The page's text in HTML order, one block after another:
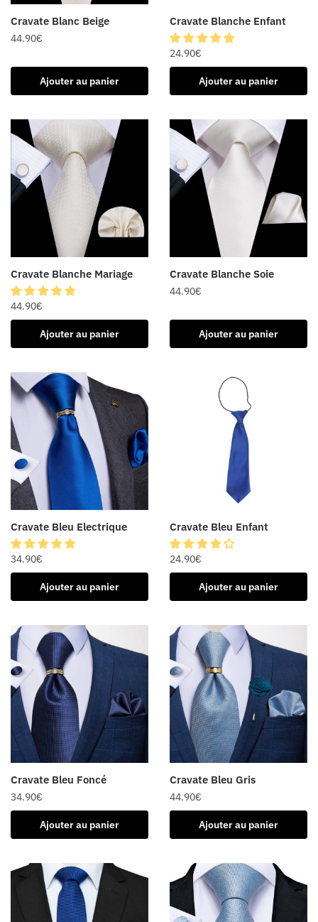
Cravate Blanc Beige
44.90€
Ajouter au panier
Cravate Blanche Enfant
24.90€
Ajouter au panier
Cravate Blanche Mariage
44.90€
Ajouter au panier
Cravate Blanche Soie
44.90€
Ajouter au panier
Cravate Bleu Electrique
34.90€
Ajouter au panier
Cravate Bleu Enfant
24.90€
Ajouter au panier
Cravate Bleu Foncé
34.90€
Ajouter au panier
Cravate Bleu Gris
44.90€
Ajouter au panier